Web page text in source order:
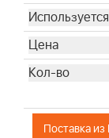
Поставка